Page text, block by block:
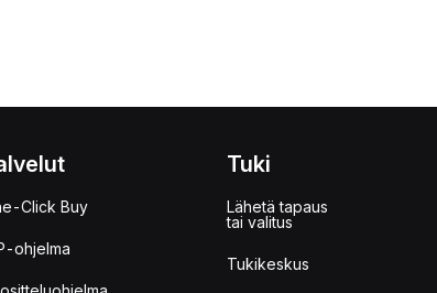
Click Buy
ohjelma
Tuki
Lähetä tapaus
tai valitus
Tukikeskus